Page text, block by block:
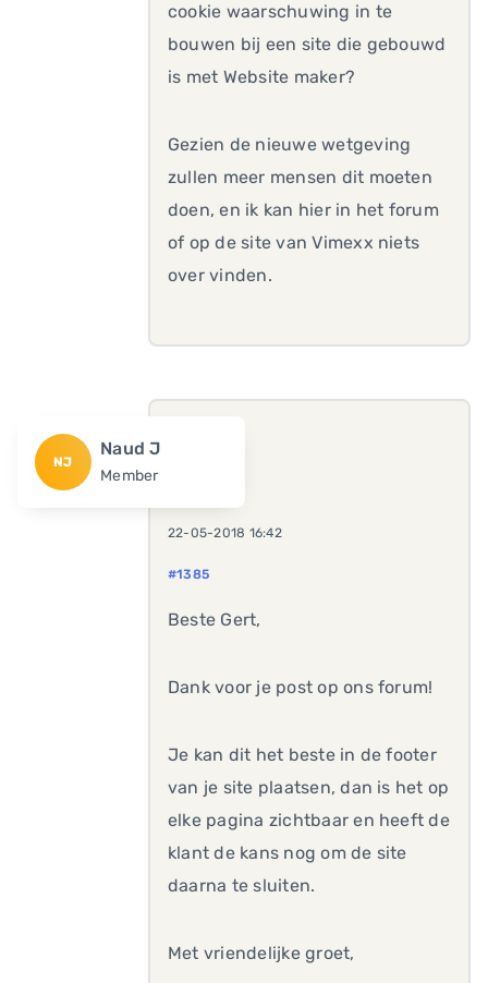
cookie waarschuwing in te
bouwen bij een site die gebouwd
is met Website maker?
Gezien de nieuwe wetgeving
zullen meer mensen dit moeten
doen, en ik kan hier in het forum
of op de site van Vimexx niets
over vinden.
NJ
Naud J
Member
22-05-2018 16:42
#1385
Beste Gert,
Dank voor je post op ons forum!
Je kan dit het beste in de footer
van je site plaatsen, dan is het op
elke pagina zichtbaar en heeft de
klant de kans nog om de site
daarna te sluiten.
Met vriendelijke groet,